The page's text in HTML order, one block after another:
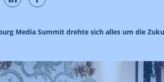
Media Summit drehte sich alles um die